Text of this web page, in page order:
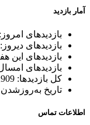
آمار بازدید
بازدیدهای امروز:
بازدیدهای دیروز:
بازدیدهای این
بازدیدهای
کل بازدیدها:
تاریخ
اطلاعات تماس